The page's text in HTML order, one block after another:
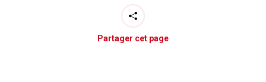
Partager cet page